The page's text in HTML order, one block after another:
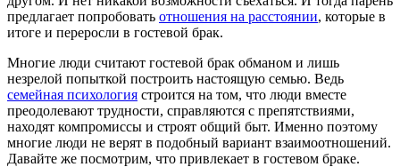
предлагает попробовать отношения на расстоянии, которые в
итоге и переросли в гостевой брак.
Многие люди считают гостевой брак обманом и лишь
незрелой попыткой построить настоящую семью. Ведь
семейная психология строится на том, что люди вместе
преодолевают трудности, справляются с препятствиями,
находят компромиссы и строят общий быт. Именно поэтому
многие люди не верят в подобный вариант взаимоотношений.
Давайте же посмотрим, что привлекает в гостевом браке.